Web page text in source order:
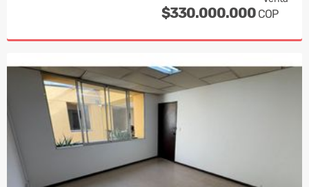
$330.000.000 COP